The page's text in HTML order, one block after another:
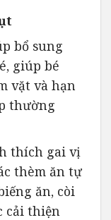
bổ sung
giúp bé
vặt và hạn
thường
thích gai vị
thèm ăn tự
ăn, còi
cải thiện